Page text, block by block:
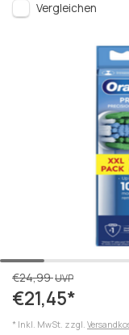
Vergleichen
€24,99UVP
€21,45*
* Inkl. MwSt. zzgl.